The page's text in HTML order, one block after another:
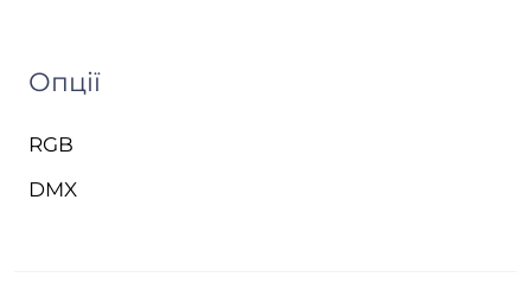
Опції
RGB
DMX